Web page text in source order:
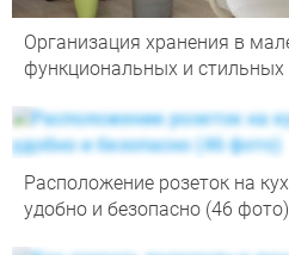
Организация хранения в
функциональных и стильных
Расположение розеток на
удобно и безопасно (46 фото)